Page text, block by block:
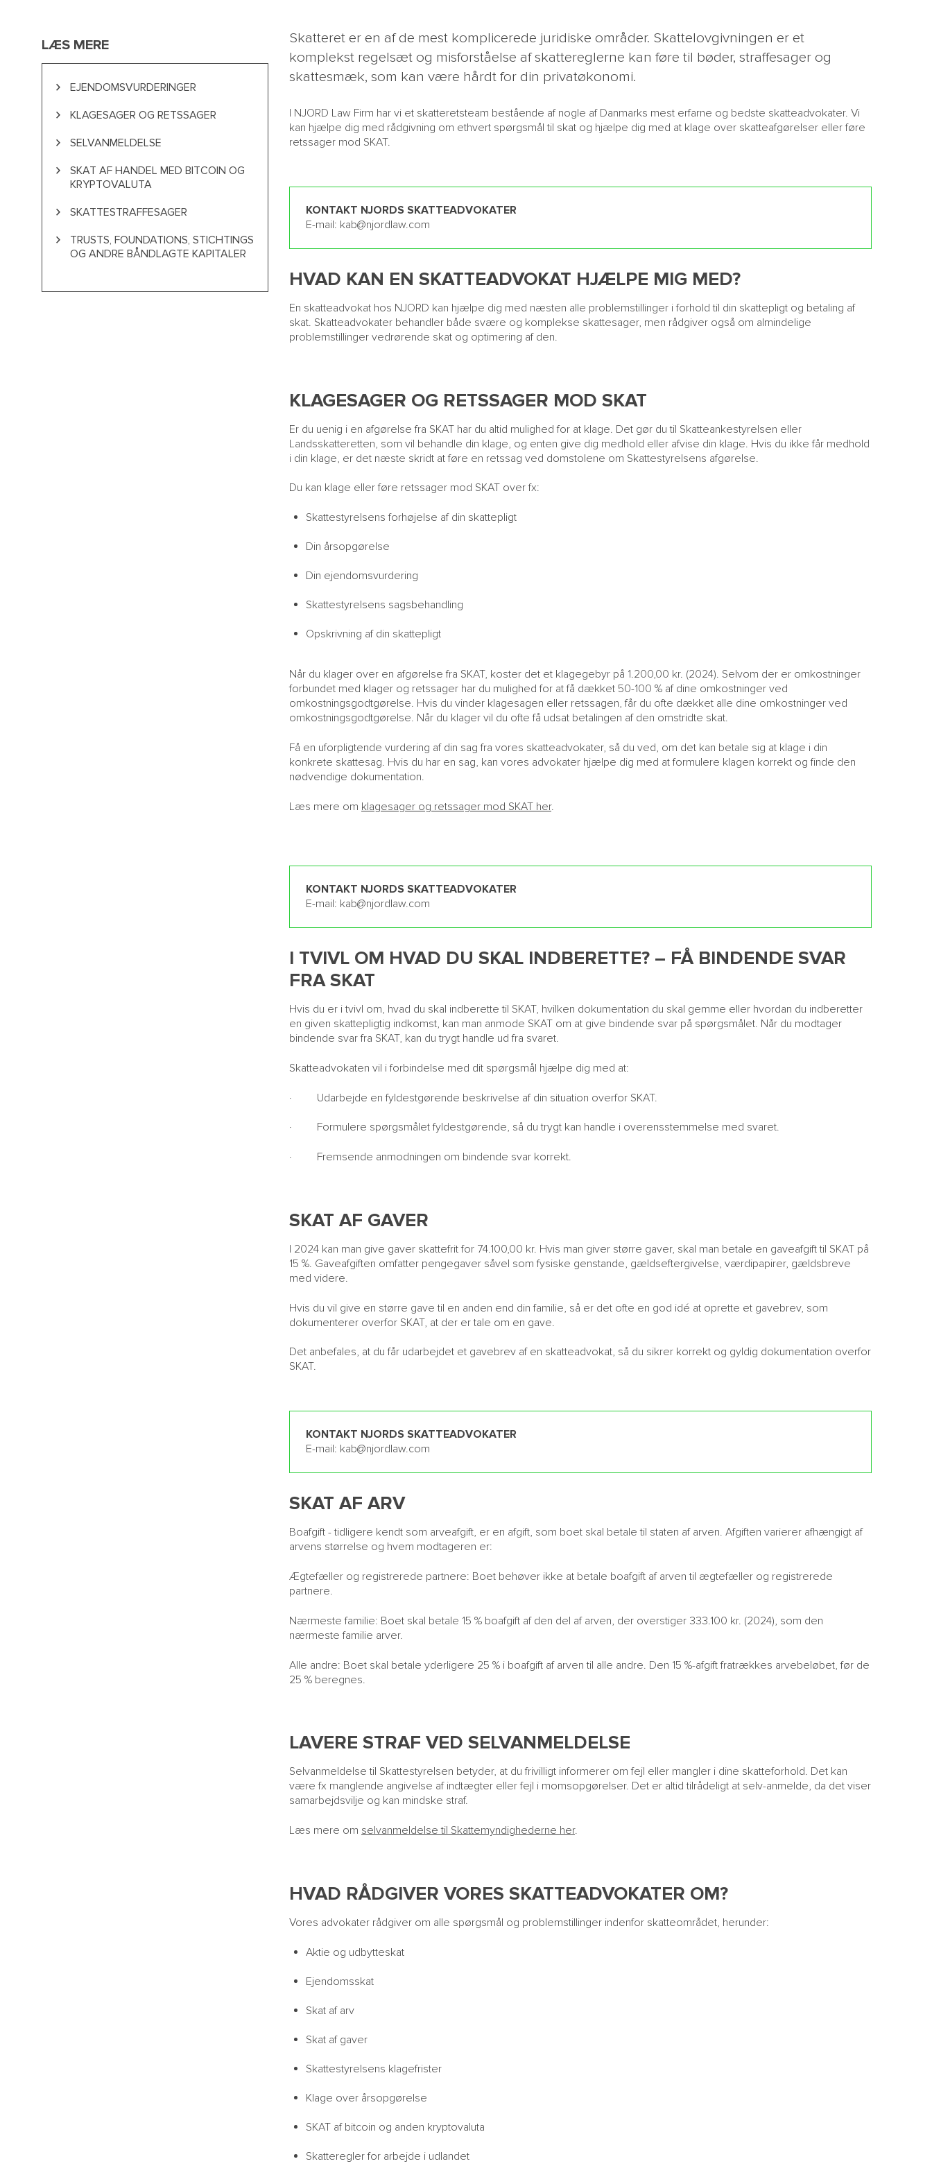
Skatteret er en af de mest komplicerede juridiske områder. Skattelovgivningen er et
komplekst regelsæt og misforståelse af skattereglerne kan føre til bøder, straffesager og
skattesmæk, som kan være hårdt for din privatøkonomi.
I NJORD Law Firm har vi et skatteretsteam bestående af nogle af Danmarks mest erfarne og bedste skatteadvokater. Vi
kan hjælpe dig med rådgivning om ethvert spørgsmål til skat og hjælpe dig med at klage over skatteafgørelser eller føre
retssager mod SKAT.
KONTAKT NJORDS SKATTEADVOKATER
E-mail: kab@njordlaw.com
HVAD KAN EN SKATTEADVOKAT HJÆLPE MIG MED?
En skatteadvokat hos NJORD kan hjælpe dig med næsten alle problemstillinger i forhold til din skattepligt og betaling af
skat. Skatteadvokater behandler både svære og komplekse skattesager, men rådgiver også om almindelige
problemstillinger vedrørende skat og optimering af den.
KLAGESAGER OG RETSSAGER MOD SKAT
Er du uenig i en afgørelse fra SKAT har du altid mulighed for at klage. Det gør du til Skatteankestyrelsen eller
Landsskatteretten, som vil behandle din klage, og enten give dig medhold eller afvise din klage. Hvis du ikke får medhold
i din klage, er det næste skridt at føre en retssag ved domstolene om Skattestyrelsens afgørelse.
Du kan klage eller føre retssager mod SKAT over fx:
Skattestyrelsens forhøjelse af din skattepligt
Din årsopgørelse
Din ejendomsvurdering
Skattestyrelsens sagsbehandling
Opskrivning af din skattepligt
Når du klager over en afgørelse fra SKAT, koster det et klagegebyr på 1.200,00 kr. (2024). Selvom der er omkostninger
forbundet med klager og retssager har du mulighed for at få dækket 50-100 % af dine omkostninger ved
omkostningsgodtgørelse. Hvis du vinder klagesagen eller retssagen, får du ofte dækket alle dine omkostninger ved
omkostningsgodtgørelse. Når du klager vil du ofte få udsat betalingen af den omstridte skat.
Få en uforpligtende vurdering af din sag fra vores skatteadvokater, så du ved, om det kan betale sig at klage i din
konkrete skattesag. Hvis du har en sag, kan vores advokater hjælpe dig med at formulere klagen korrekt og finde den
nødvendige dokumentation.
Læs mere om klagesager og retssager mod SKAT her.
KONTAKT NJORDS SKATTEADVOKATER
E-mail: kab@njordlaw.com
I TVIVL OM HVAD DU SKAL INDBERETTE? – FÅ BINDENDE SVAR
FRA SKAT
Hvis du er i tvivl om, hvad du skal indberette til SKAT, hvilken dokumentation du skal gemme eller hvordan du indberetter
en given skattepligtig indkomst, kan man anmode SKAT om at give bindende svar på spørgsmålet. Når du modtager
bindende svar fra SKAT, kan du trygt handle ud fra svaret.
Skatteadvokaten vil i forbindelse med dit spørgsmål hjælpe dig med at:
· Udarbejde en fyldestgørende beskrivelse af din situation overfor SKAT.
· Formulere spørgsmålet fyldestgørende, så du trygt kan handle i overensstemmelse med svaret.
· Fremsende anmodningen om bindende svar korrekt.
SKAT AF GAVER
I 2024 kan man give gaver skattefrit for 74.100,00 kr. Hvis man giver større gaver, skal man betale en gaveafgift til SKAT på
15 %. Gaveafgiften omfatter pengegaver såvel som fysiske genstande, gældseftergivelse, værdipapirer, gældsbreve
med videre.
Hvis du vil give en større gave til en anden end din familie, så er det ofte en god idé at oprette et gavebrev, som
dokumenterer overfor SKAT, at der er tale om en gave.
Det anbefales, at du får udarbejdet et gavebrev af en skatteadvokat, så du sikrer korrekt og gyldig dokumentation overfor
SKAT.
KONTAKT NJORDS SKATTEADVOKATER
E-mail: kab@njordlaw.com
SKAT AF ARV
Boafgift - tidligere kendt som arveafgift, er en afgift, som boet skal betale til staten af arven. Afgiften varierer afhængigt af
arvens størrelse og hvem modtageren er:
Ægtefæller og registrerede partnere: Boet behøver ikke at betale boafgift af arven til ægtefæller og registrerede
partnere.
Nærmeste familie: Boet skal betale 15 % boafgift af den del af arven, der overstiger 333.100 kr. (2024), som den
nærmeste familie arver.
Alle andre: Boet skal betale yderligere 25 % i boafgift af arven til alle andre. Den 15 %-afgift fratrækkes arvebeløbet, før de
25 % beregnes.
LAVERE STRAF VED SELVANMELDELSE
Selvanmeldelse til Skattestyrelsen betyder, at du frivilligt informerer om fejl eller mangler i dine skatteforhold. Det kan
være fx manglende angivelse af indtægter eller fejl i momsopgørelser. Det er altid tilrådeligt at selv-anmelde, da det viser
samarbejdsvilje og kan mindske straf.
Læs mere om selvanmeldelse til Skattemyndighederne her.
HVAD RÅDGIVER VORES SKATTEADVOKATER OM?
Vores advokater rådgiver om alle spørgsmål og problemstillinger indenfor skatteområdet, herunder:
Aktie og udbytteskat
Ejendomsskat
Skat af arv
Skat af gaver
Skattestyrelsens klagefrister
Klage over årsopgørelse
SKAT af bitcoin og anden kryptovaluta
Skatteregler for arbejde i udlandet
LÆS MERE
EJENDOMSVURDERINGER
KLAGESAGER OG RETSSAGER
SELVANMELDELSE
SKAT AF HANDEL MED BITCOIN OG
KRYPTOVALUTA
SKATTESTRAFFESAGER
TRUSTS, FOUNDATIONS, STICHTINGS
OG ANDRE BÅNDLAGTE KAPITALER